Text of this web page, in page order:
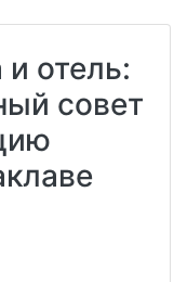
отель:
совет